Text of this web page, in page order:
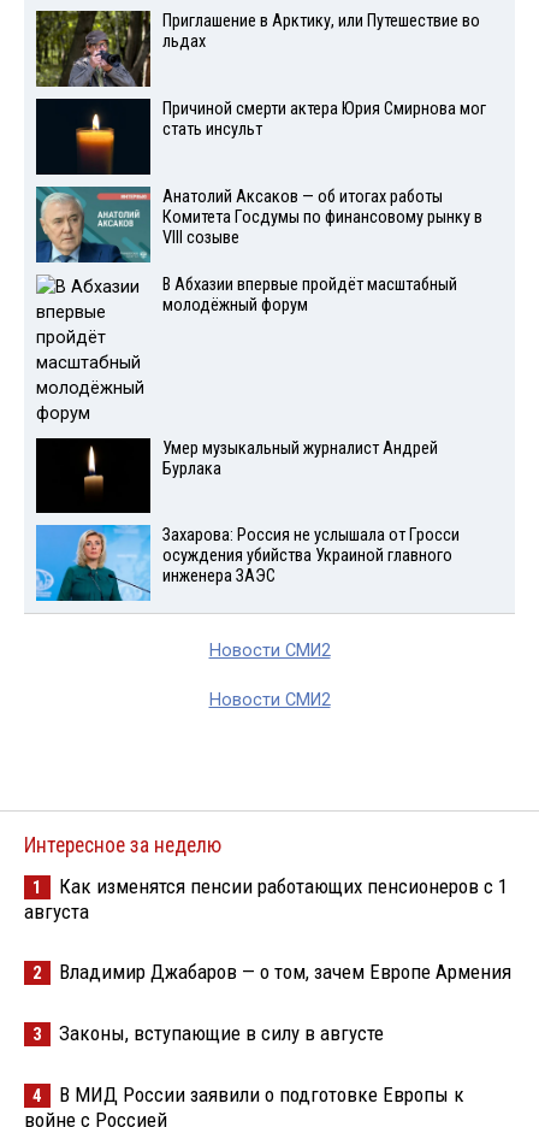
Приглашение в Арктику, или Путешествие во
льдах
Причиной смерти актера Юрия Смирнова мог
стать инсульт
Анатолий Аксаков — об итогах работы
Комитета Госдумы по финансовому рынку в
VIII созыве
В Абхазии впервые пройдёт масштабный
молодёжный форум
Умер музыкальный журналист Андрей
Бурлака
Захарова: Россия не услышала от Гросси
осуждения убийства Украиной главного
инженера ЗАЭС
Новости СМИ2
Новости СМИ2
Интересное за неделю
1
Как изменятся пенсии работающих пенсионеров с 1
августа
2 Владимир Джабаров — о том, зачем Европе Армения
3 Законы, вступающие в силу в августе
4
В МИД России заявили о подготовке Европы к
войне с Россией